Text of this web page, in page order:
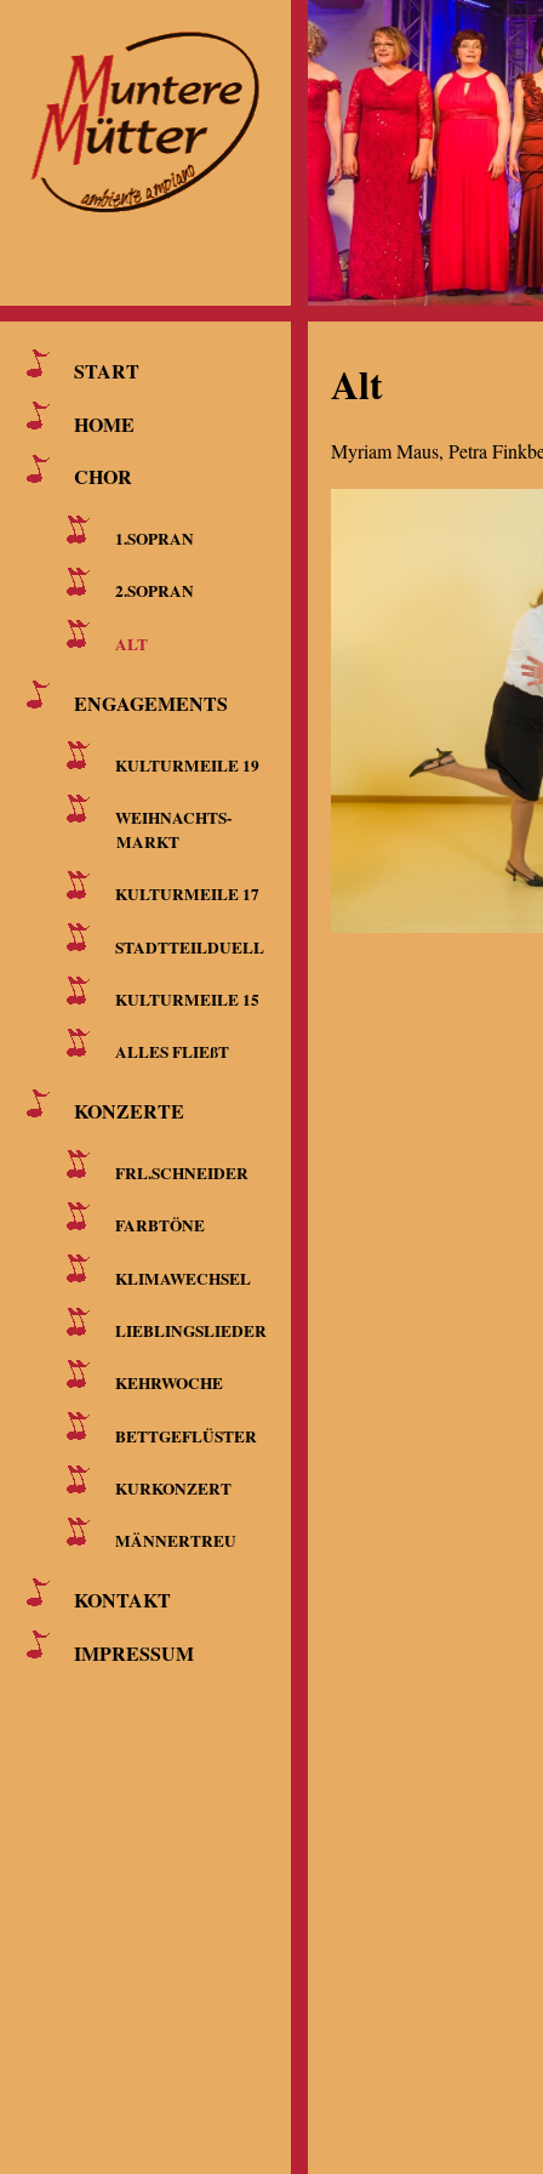
START
HOME
CHOR
1.SOPRAN
2.SOPRAN
ALT
ENGAGEMENTS
KULTURMEILE 19
WEIHNACHTS-
MARKT
KULTURMEILE 17
STADTTEILDUELL
KULTURMEILE 15
ALLES FLIEßT
KONZERTE
FRL.SCHNEIDER
FARBTÖNE
KLIMAWECHSEL
LIEBLINGSLIEDER
KEHRWOCHE
BETTGEFLÜSTER
KURKONZERT
MÄNNERTREU
KONTAKT
IMPRESSUM
Alt
Myriam Maus, Petra